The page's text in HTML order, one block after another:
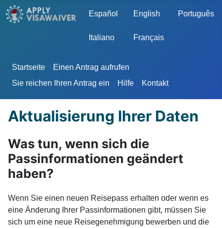
Sprache auswählen
Español English Português
Italiano Français
Startseite
Einen Antrag aufrufen
Sie reichen Ihren Antrag ein
Hilfe Kontakt
Aktualisierung Ihrer Daten
Was tun, wenn sich die
Passinformationen geändert
haben?
Wenn Sie einen neuen Reisepass erhalten oder wenn es
eine Änderung Ihrer Passinformationen gibt, müssen Sie
sich um eine neue Reisegenehmigung bewerben und die